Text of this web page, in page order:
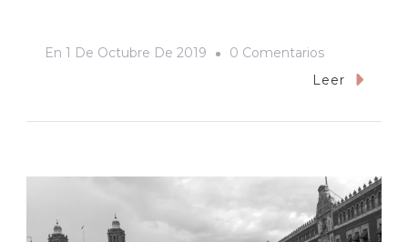
En 1 De Octubre De 2019 0 ComentariosEn
Cinco
Eternidad
Leer